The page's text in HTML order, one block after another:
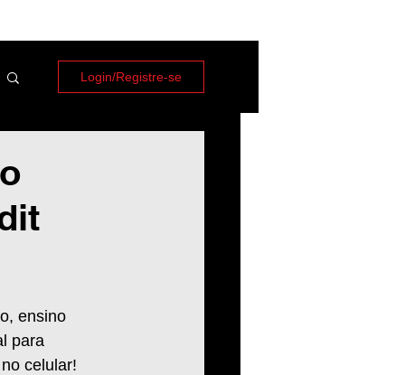
Login/Registre-se
ensino
para
celular!